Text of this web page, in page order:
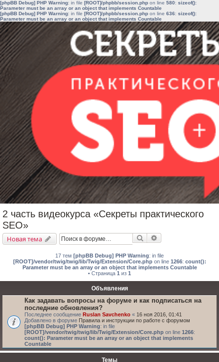
[phpBB Debug] PHP Warning: in file [ROOT]/phpbb/session.php on line 580: sizeof():
Parameter must be an array or an object that implements Countable
[phpBB Debug] PHP Warning: in file [ROOT]/phpbb/session.php on line 636: sizeof():
Parameter must be an array or an object that implements Countable
2 часть видеокурса «Секреты практического
SEO»
Новая тема Поиск
17 тем [phpBB Debug] PHP Warning: in file
[ROOT]/vendor/twig/twig/lib/Twig/Extension/Core.phpon line 1266: count():
Parameter must be an array or an object that implements Countable
• Страница 1 из 1
Объявления
Как задавать вопросы на форуме и как подписаться на
последние обновления?
Последнее сообщение Ruslan Savchenko « 16 ноя 2016, 01:41
Добавлено в форуме Правила и инструкции по работе с форумом
[phpBB Debug] PHP Warning: in file
[ROOT]/vendor/twig/twig/lib/Twig/Extension/Core.php on line 1266:
count(): Parameter must be an array or an object that implements
Countable
Темы